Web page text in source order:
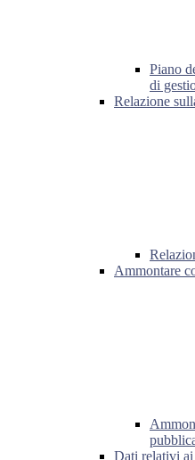
Piano
di
Relazione
Ammontare
Dati relativi ai